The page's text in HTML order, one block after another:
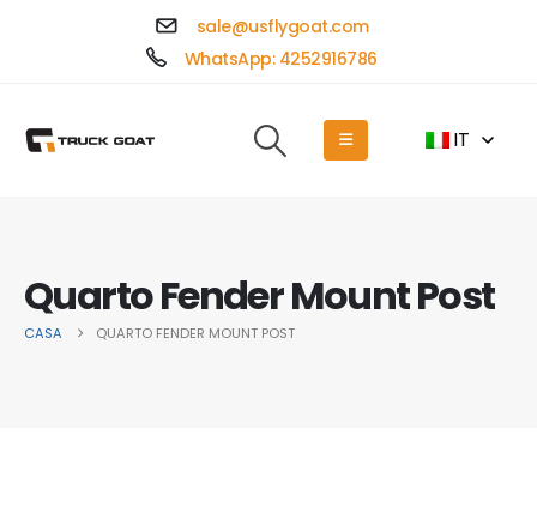
sale@usflygoat.com
WhatsApp: 4252916786
IT
Quarto Fender Mount Post
CASA QUARTO FENDER MOUNT POST